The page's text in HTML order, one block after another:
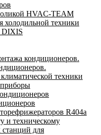
HVAC-TEAM
холодильной техники
DIXIS
кондиционеров.
техники
R404a
и техническому
для